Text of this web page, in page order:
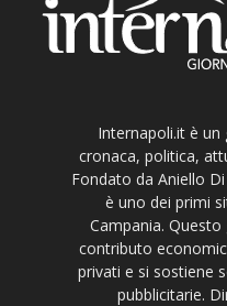
Internapoli.it è un
cronaca, politica,
Fondato da Aniello
è uno dei primi
Campania.
contributo
privati e si sostiene
pubblicitarie.